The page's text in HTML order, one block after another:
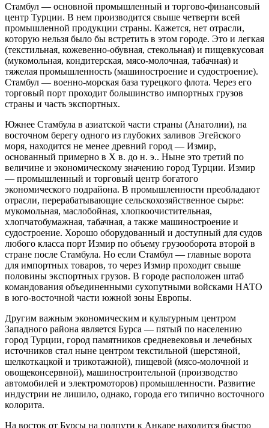
Стамбул — основной промышленный и торгово-финансовый
центр Турции. В нем производится свыше четверти всей
промышленной продукции страны. Ка­жется, нет отрасли,
которую нельзя было бы встретить в этом городе. Это и легкая
(текстильная, кожевенно-обувная, сте­кольная) и пищевкусовая
(мукомольная, кондитерская, мясо-молочная, табачная) и
тяжелая промышленность (машино­строение и судостроение).
Стамбул — военно-морская база турец­кого флота. Через его
торговый порт про­ходит большинство импортных грузов
страны и часть экспортных.
Южнее Стамбула в азиатской части страны (Анатолии), на
восточном берегу одного из глубоких заливов Эгейского
моря, находится не менее древний го­род — Измир,
основанный примерно в X в. до н. э.. Ныне это третий по
величине и эко­номическому значению город Турции. Измир
— промышленный и торговый центр богатого
экономического подрай­она. В промышленности преобладают
от­расли, перерабатывающие сельскохозяй­ственное сырье:
мукомольная, маслобойная, хлопкоочистительная,
хлопчатобумажная, табачная, а также машиностро­ение и
судостроение. Хорошо оборудо­ванный и доступный для судов
любого класса порт Измир по объему грузооборота второй в
стране после Стамбула. Но если Стамбул — главные ворота
для им­портных товаров, то через Измир прохо­дит свыше
половины экспортных грузов. В городе располо­жен штаб
командования объединенными сухопутными войсками НАТО
в юго-вос­точной части южной зоны Европы.
Другим важным экономическим и культурным центром
Западного района является Бурса — пятый по населению
город Турции, город памятников средневековья и лечебных
источников стал ныне центром текстильной (шерстяной,
шелкоткацкой и трикотажной), пищевой (мясо-молоч­ной и
овощеконсервной), машиностро­ительной (производство
автомобилей и электромоторов) промышленности. Раз­витие
индустрии не лишило, однако, города его типично восточного
колорита.
На восток от Бурсы на полпути к Анкаре находится быстро